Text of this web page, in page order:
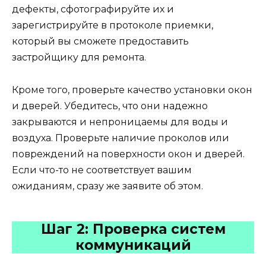
дефекты, сфотографируйте их и
зарегистрируйте в протоколе приемки,
который вы сможете предоставить
застройщику для ремонта.
Кроме того, проверьте качество установки окон
и дверей. Убедитесь, что они надежно
закрываются и непроницаемы для воды и
воздуха. Проверьте наличие проколов или
повреждений на поверхности окон и дверей.
Если что-то не соответствует вашим
ожиданиям, сразу же заявите об этом.
Шаг 2: Проверка систем
коммуникаций